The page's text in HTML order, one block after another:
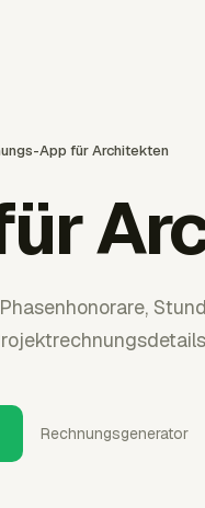
App für Architekten
Rechnungsgenerator